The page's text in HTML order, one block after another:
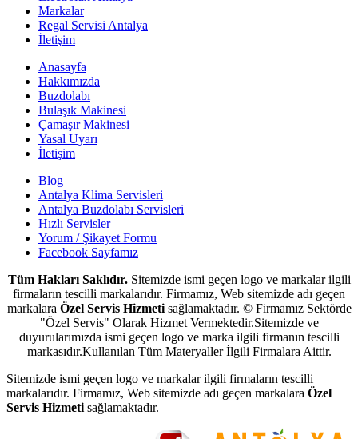
Markalar
Regal Servisi Antalya
İletişim
Anasayfa
Hakkımızda
Buzdolabı
Bulaşık Makinesi
Çamaşır Makinesi
Yasal Uyarı
İletişim
Blog
Antalya Klima Servisleri
Antalya Buzdolabı Servisleri
Hızlı Servisler
Yorum / Şikayet Formu
Facebook Sayfamız
Tüm Hakları Saklıdır. Sitemizde ismi geçen logo ve markalar ilgili
firmaların tescilli markalarıdır. Firmamız, Web sitemizde adı geçen
markalara Özel Servis Hizmetisağlamaktadır. © Firmamız Sektörde
"Özel Servis" Olarak Hizmet Vermektedir.Sitemizde ve
duyurularımızda ismi geçen logo ve marka ilgili firmanın tescilli
markasıdır.Kullanılan Tüm Materyaller İlgili Firmalara Aittir.
Sitemizde ismi geçen logo ve markalar ilgili firmaların tescilli
markalarıdır. Firmamız, Web sitemizde adı geçen markalara Özel
Servis Hizmeti sağlamaktadır.